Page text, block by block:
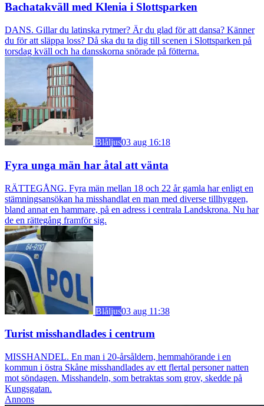
Bachatakväll med Klenia i Slottsparken
DANS. Gillar du latinska rytmer? Är du glad för att dansa? Känner
du för att släppa loss? Då ska du ta dig till scenen i Slottsparken på
torsdag kväll och ha dansskorna snörade på fötterna.
Blåljus03 aug 16:18
Fyra unga män har åtal att vänta
RÄTTEGÅNG. Fyra män mellan 18 och 22 år gamla har enligt en
stämningsansökan ha misshandlat en man med diverse tillhyggen,
bland annat en hammare, på en adress i centrala Landskrona. Nu har
de en rättegång framför sig.
Blåljus03 aug 11:38
Turist misshandlades i centrum
MISSHANDEL. En man i 20-årsåldern, hemmahörande i en
kommun i östra Skåne misshandlades av ett flertal personer natten
mot söndagen. Misshandeln, som betraktas som grov, skedde på
Kungsgatan.
Annons